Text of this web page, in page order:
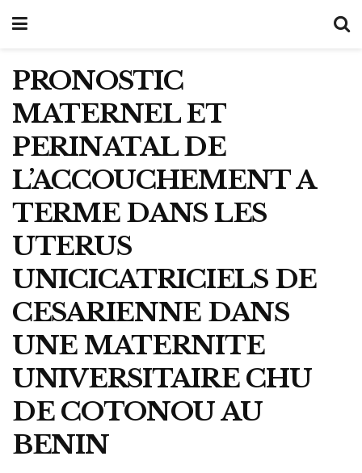
PRONOSTIC
MATERNEL ET
PERINATAL DE
L’ACCOUCHEMENT A
TERME DANS LES
UTERUS
UNICICATRICIELS DE
CESARIENNE DANS
UNE MATERNITE
UNIVERSITAIRE CHU
DE COTONOU AU
BENIN